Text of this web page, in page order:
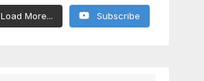
Load More... Subscribe